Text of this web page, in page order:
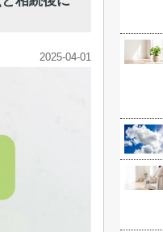
2025-04-01